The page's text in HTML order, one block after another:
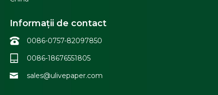
Informații de contact
0086-0757-82097850
0086-18676551805
sales@ulivepaper.com